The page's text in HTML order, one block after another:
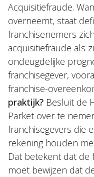
Acquisitiefraude.
overneemt, staat
franchisenemers
acquisitiefraude als
ondeugdelijke
franchisegever,
franchise-
praktijk? Besluit de
Parket over te
franchisegevers die
rekening houden
Dat betekent dat de
moet bewijzen dat